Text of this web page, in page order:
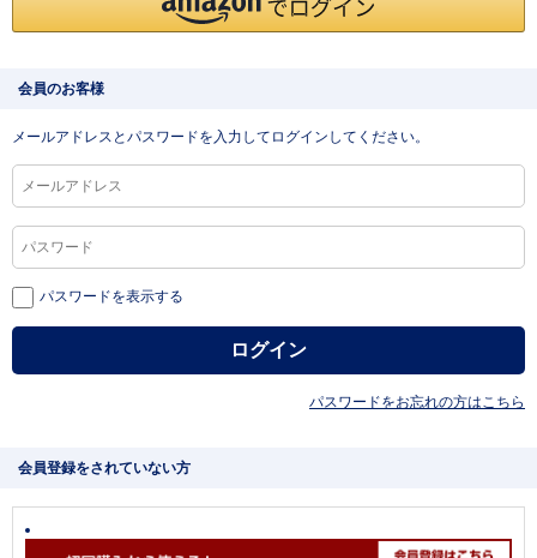
会員のお客様
メールアドレスとパスワードを入力してログインしてください。
パスワードを表示する
パスワードをお忘れの方はこちら
会員登録をされていない方